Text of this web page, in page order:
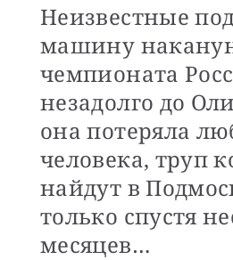
Неизвестные
машину
чемпионата
незадолго до
она потеряла
человека, труп
найдут в
только спустя
месяцев…